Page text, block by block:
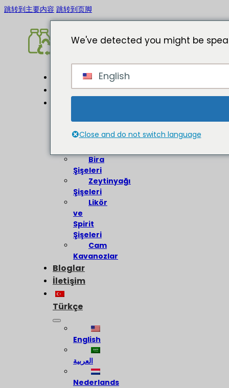
跳转到主要内容 跳转到页脚
Hakkında
Şarap
Bira
Şişeleri
Zeytinyağı
Şişeleri
Likör
ve
Spirit
Şişeleri
Cam
Kavanozlar
Bloglar
İletişim
Türkçe
English
العربية
Nederlands
We've detected you might be
English
Close and do not switch language